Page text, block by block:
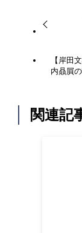
【岸田
内贔屓
関連記